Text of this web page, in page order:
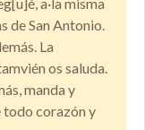
de San Antonio.
La
os saluda.
manda y
todo corazón y